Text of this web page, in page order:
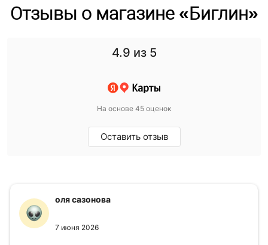
Отзывы о магазине «Биглин»
4.9 из 5
На основе 45 оценок
Оставить отзыв
оля сазонова
7 июня 2026